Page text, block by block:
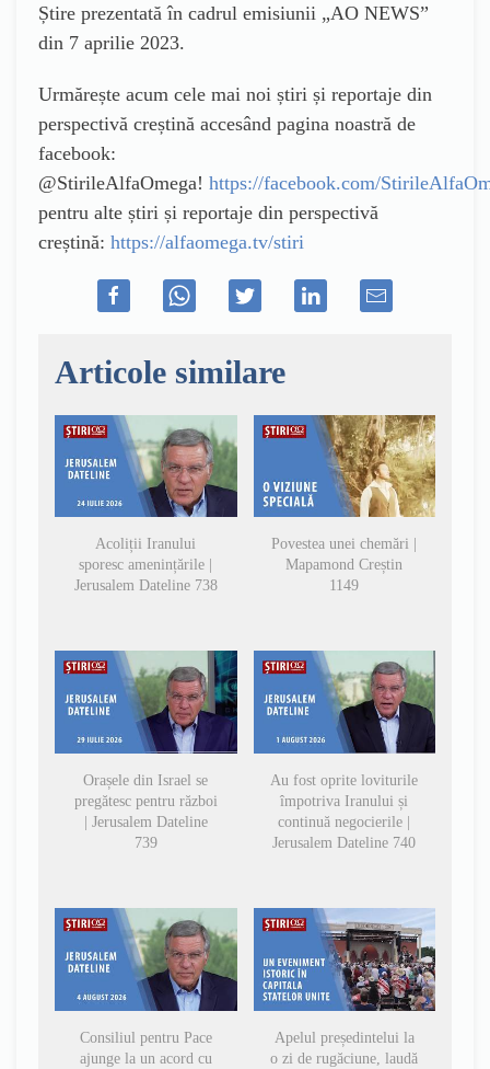
Știre prezentată în cadrul emisiunii „AO NEWS”
din 7 aprilie 2023.
Urmărește acum cele mai noi știri și reportaje din
perspectivă creștină accesând pagina noastră de
facebook:
@StirileAlfaOmega! https://facebook.com/
pentru alte știri și reportaje din perspectivă
creștină: https://alfaomega.tv/stiri
Articole similare
Acoliții Iranului
sporesc amenințările |
Jerusalem Dateline 738
Povestea unei chemări |
Mapamond Creștin
1149
Orașele din Israel se
pregătesc pentru război
| Jerusalem Dateline
739
Au fost oprite loviturile
împotriva Iranului și
continuă negocierile |
Jerusalem Dateline 740
Consiliul pentru Pace
ajunge la un acord cu
Apelul președintelui la
o zi de rugăciune, laudă